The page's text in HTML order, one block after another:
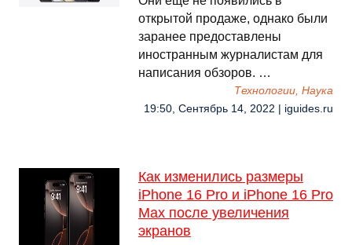
открытой продаже, однако были
заранее предоставлены
иностранным журналистам для
написания обзоров. …
Технологии, Наука
19:50, Сентябрь 14, 2022 | iguides.ru
Как изменились размеры
iPhone 16 Pro и iPhone 16 Pro
Max после увеличения
экранов